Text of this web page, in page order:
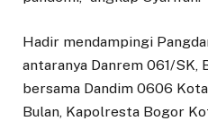
Hadir mendampingi
antaranya Danrem 061/SK,
bersama Dandim 0606
Bulan, Kapolresta Bogor